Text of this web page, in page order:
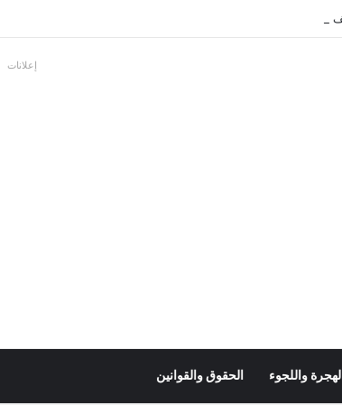
إعلانات
الهجرة واللجوء الحقوق والقوانين